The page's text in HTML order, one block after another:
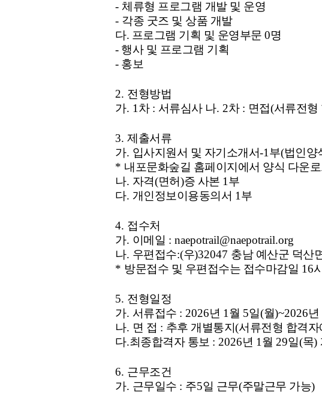
- 체류형 프로그램 개발 및 운영
- 각종 굿즈 및 상품 개발
다. 프로그램 기획 및 운영부문 0명
- 행사 및 프로그램 기획
- 홍보
2. 전형방법
가. 1 차 : 서류심사 나. 2차 : 면접(서류전형
3. 제출서류
가. 입사지원서 및 자기소개서-1 부(법인양
* 내포문화숲길 홈페이지에서 양식 다운로
나. 자격(면허)증 사본 1 부
다. 개인정보이용동의서 1 부
4. 접수처
가. 이메일 : naepotrail@naepotrail.org
나. 우편접수:(우)32047 충남 예산군 덕산
* 방문접수 및 우편접수는 접수마감일 16
5. 전형일정
가. 서류접수 : 2026년 1 월 5일(월)~2026년
나. 면 접 : 추후 개별통지 (서류전형 합격자
다.최종합격자 통보 : 2026년 1 월 29일(목)
6. 근무조건
가. 근무일수 : 주5일 근무(주말근무 가능)